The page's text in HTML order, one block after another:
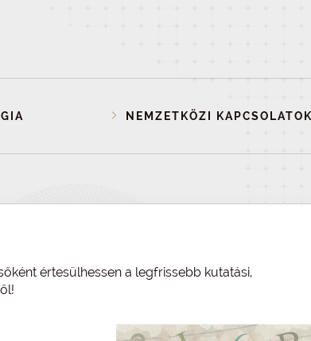
NEMZETKÖZI KAPCSOLATOK
értesülhessen a legfrissebb kutatási,